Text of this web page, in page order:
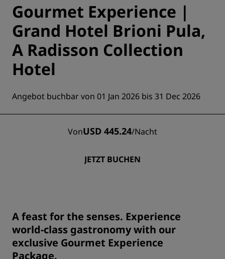
Gourmet Experience |
Grand Hotel Brioni Pula,
A Radisson Collection
Hotel
Angebot buchbar von 01 Jan 2026 bis 31 Dec 2026
VonUSD 445.24/Nacht
JETZT BUCHEN
A feast for the senses. Experience
world-class gastronomy with our
exclusive Gourmet Experience
Package.